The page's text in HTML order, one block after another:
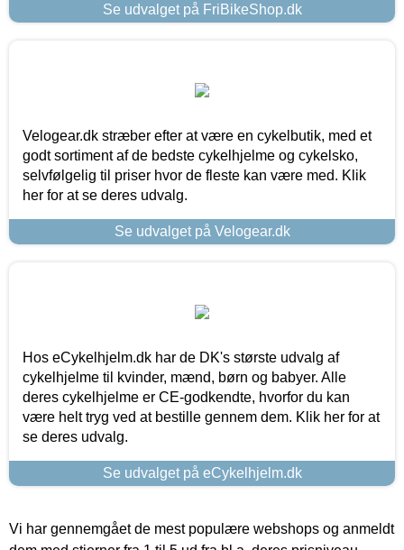
Se udvalget på FriBikeShop.dk
Velogear.dk stræber efter at være en cykelbutik, med et
godt sortiment af de bedste cykelhjelme og cykelsko,
selvfølgelig til priser hvor de fleste kan være med. Klik
her for at se deres udvalg.
Se udvalget på Velogear.dk
Hos eCykelhjelm.dk har de DK's største udvalg af
cykelhjelme til kvinder, mænd, børn og babyer. Alle
deres cykelhjelme er CE-godkendte, hvorfor du kan
være helt tryg ved at bestille gennem dem. Klik her for at
se deres udvalg.
Se udvalget på eCykelhjelm.dk
Vi har gennemgået de mest populære webshops og anmeldt